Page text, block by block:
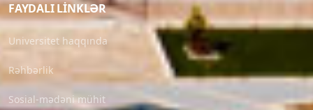
FAYDALI LINKLƏR
Universitet haqqında
Rəhbərlik
Sosial-mədəni mühit